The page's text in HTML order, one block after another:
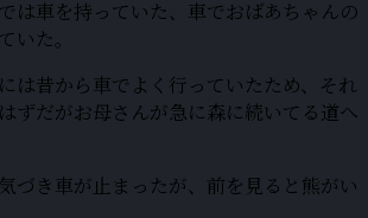
は車を持っていた、車でおばあちゃんの
いた。
は昔から車でよく行っていたため、それ
ずだがお母さんが急に森に続いてる道へ
づき車が止まったが、前を見ると熊がい